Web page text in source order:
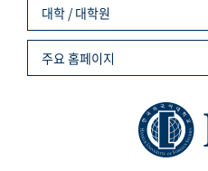
대학 / 대학원
주요 홈페이지